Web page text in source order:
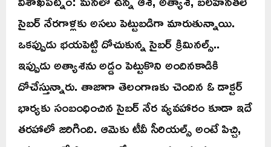
సైబర్ నేరగాళ్లకు అసలు పెట్టుబడిగా మారుతున్నాయి.
ఒకప్పుడు భయపెట్టి దోచుకున్న సైబర్ క్రిమినల్స్..
ఇప్పుడు అత్యాశను అడ్డం పెట్టుకొని అందినకాడికి
దోచేస్తున్నారు. తాజాగా తెలంగాణకు చెందిన ఓ డాక్టర్
భార్యకు సంబంధించిన సైబర్ నేర వ్యవహారం కూడా ఇదే
తరహాలో జరిగింది. ఆమెకు టీవీ సీరియల్స్ అంటే పిచ్చి,